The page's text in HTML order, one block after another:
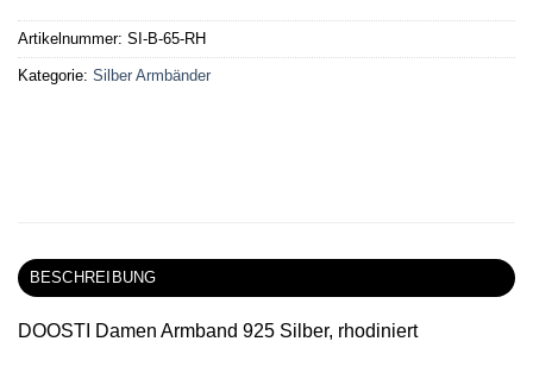
Artikelnummer: SI-B-65-RH
Kategorie: Silber Armbänder
BESCHREIBUNG
DOOSTI Damen Armband 925 Silber, rhodiniert